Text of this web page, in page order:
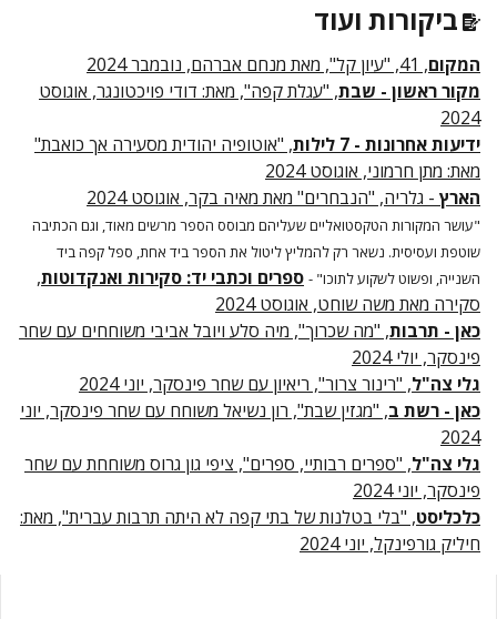
ביקורות ועוד
המקום, 41, "עיון קל", מאת מנחם אברהם, נובמבר 2024
מקור ראשון - שבת, "עגלת קפה", מאת: דודי פויכטונגר, אוגוסט
2024
ידיעות אחרונות - 7 לילות
, "אוטופיה יהודית מסעירה אך כואבת"
מאת: מתן חרמוני, אוגוסט 2024
הארץ - גלריה, "הנבחרים" מאת מאיה בקר, אוגוסט 2024
"עושר המקורות הטקסטואליים שעליהם מבוסס הספר מרשים מאוד, וגם הכתיבה
שוטפת ועסיסית. נשאר רק להמליץ ליטול את הספר ביד אחת, ספל קפה ביד
השנייה, ופשוט לשקוע לתוכו" - ספרים וכתבי יד: סקירות ואנקדוטות,
סקירה מאת משה שוחט, אוגוסט 2024
כאן - תרבות, "מה שכרוך", מיה סלע ויובל אביבי משוחחים עם שחר
פינסקר, יולי 2024
גלי צה"ל, "רינור צרור", ריאיון עם שחר פינסקר, יוני 2024
כאן - רשת ב, "מגזין שבת", רון נשיאל משוחח עם שחר פינסקר, יוני
2024
גלי צה"ל, "ספרים רבותיי, ספרים", ציפי גון גרוס משוחחת עם שחר
פינסקר, יוני 2024
כלכליסט, "בלי בטלנות של בתי קפה לא היתה תרבות עברית", מאת:
חיליק גורפינקל, יוני 2024